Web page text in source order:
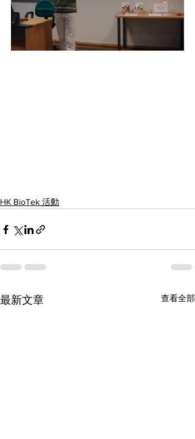
HK BioTek 活動
最新文章 查看全部